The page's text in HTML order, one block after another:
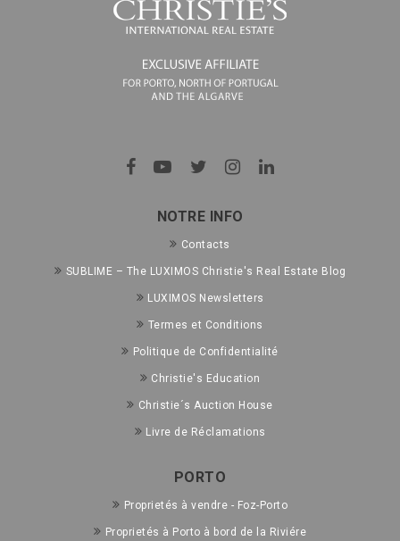
NOTRE INFO
Contacts
SUBLIME – The LUXIMOS Christie's Real Estate Blog
LUXIMOS Newsletters
Termes et Conditions
Politique de Confidentialité
Christie's Education
Christie´s Auction House
Livre de Réclamations
PORTO
Proprietés à vendre - Foz-Porto
Proprietés à Porto à bord de la Riviére